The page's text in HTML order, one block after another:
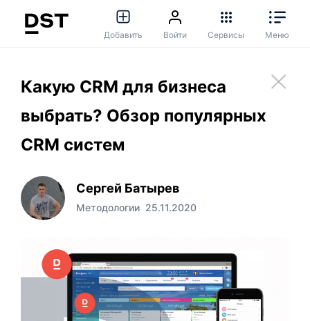
Добавить Войти Сервисы Меню
Какую CRM для бизнеса
выбрать? Обзор популярных
CRM систем
Сергей Батырев
Методологии 25.11.2020